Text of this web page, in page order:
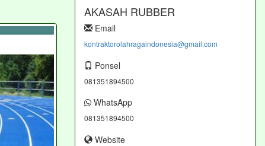
AKASAH RUBBER
Email
kontraktorolahragaindonesia@gmail.com
Ponsel
081351894500
WhatsApp
081351894500
Website